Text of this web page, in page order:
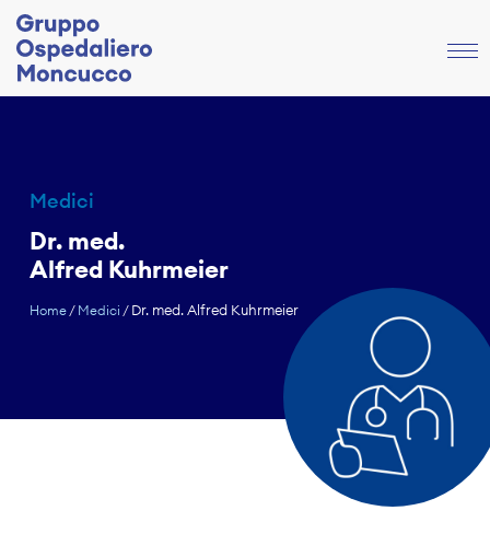
Medici
Dr. med.
Alfred Kuhrmeier
Home / Medici / Dr. med. Alfred Kuhrmeier